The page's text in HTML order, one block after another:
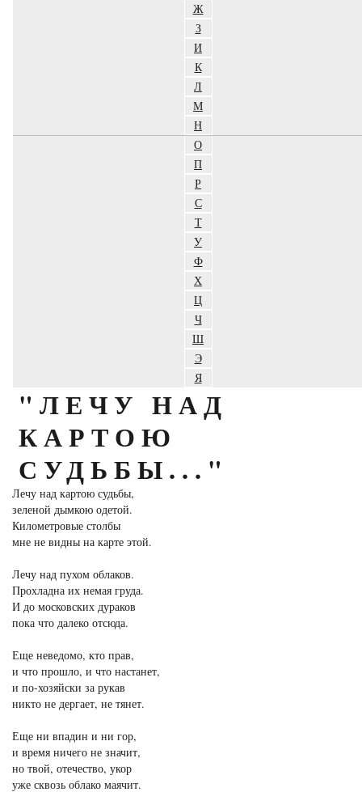
Ж
З
И
К
Л
М
Н
О
П
Р
С
Т
У
Ф
Х
Ц
Ч
Ш
Э
Я
"ЛЕЧУ НАД
КАРТОЮ
СУДЬБЫ..."
Лечу над картою судьбы,
зеленой дымкою одетой.
Километровые столбы
мне не видны на карте этой.
Лечу над пухом облаков.
Прохладна их немая груда.
И до московских дураков
пока что далеко отсюда.
Еще неведомо, кто прав,
и что прошло, и что настанет,
и по-хозяйски за рукав
никто не дергает, не тянет.
Еще ни впадин и ни гор,
и время ничего не значит,
но твой, отечество, укор
уже сквозь облако маячит.